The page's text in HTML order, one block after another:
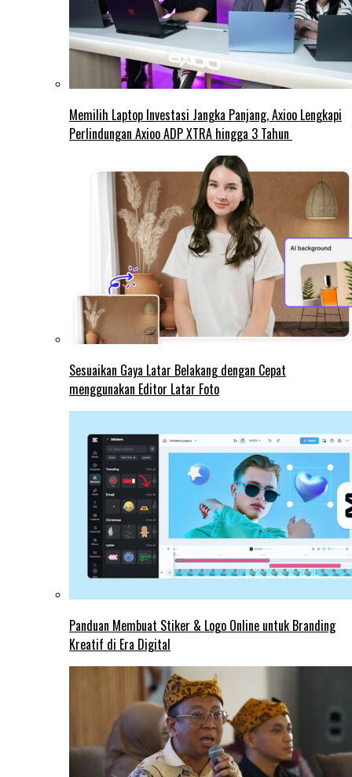
Memilih Laptop Investasi Jangka Panjang, Axioo Lengkapi
Perlindungan Axioo ADP XTRA hingga 3 Tahun
Sesuaikan Gaya Latar Belakang dengan Cepat
menggunakan Editor Latar Foto
Panduan Membuat Stiker & Logo Online untuk Branding
Kreatif di Era Digital